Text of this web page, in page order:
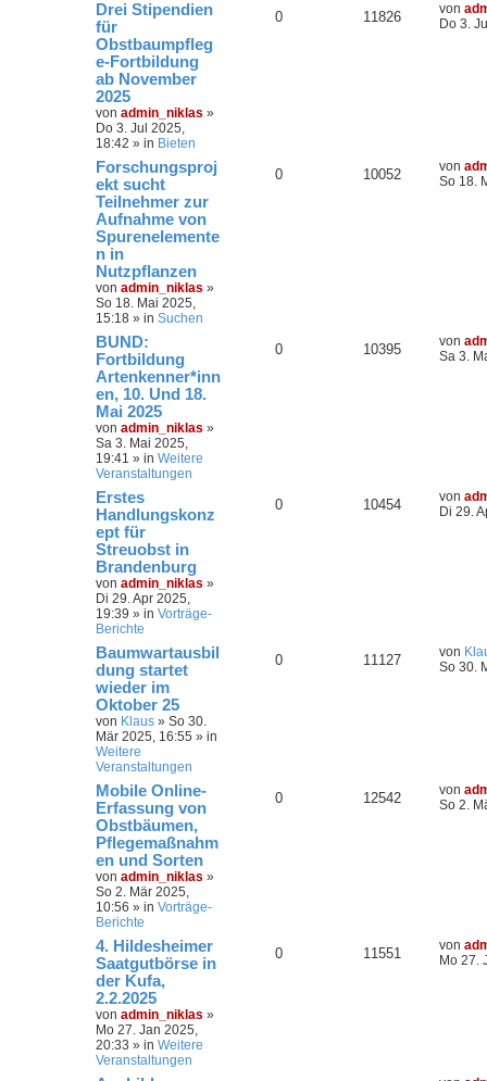
Drei Stipendien
für
Obstbaumpfleg
e-Fortbildung
ab November
2025
von admin_niklas »
Do 3. Jul 2025,
18:42 » in Bieten
0 11826 von
Do 3.
Forschungsproj
ekt sucht
Teilnehmer zur
Aufnahme von
Spurenelemente
n in
Nutzpflanzen
von admin_niklas »
So 18. Mai 2025,
15:18 » in Suchen
0 10052 von
So 18.
BUND:
Fortbildung
Artenkenner*inn
en, 10. Und 18.
Mai 2025
von admin_niklas »
Sa 3. Mai 2025,
19:41 » in Weitere
Veranstaltungen
0 10395 von
Sa 3.
Erstes
Handlungskonz
ept für
Streuobst in
Brandenburg
von admin_niklas »
Di 29. Apr 2025,
19:39 » in Vorträge-
Berichte
0 10454 von
Di 29.
Baumwartausbil
dung startet
wieder im
Oktober 25
von Klaus » So 30.
Mär 2025, 16:55 » in
Weitere
Veranstaltungen
0 11127 von
So 30.
Mobile Online-
Erfassung von
Obstbäumen,
Pflegemaßnahm
en und Sorten
von admin_niklas »
So 2. Mär 2025,
10:56 » in Vorträge-
Berichte
0 12542 von
So 2.
4. Hildesheimer
Saatgutbörse in
der Kufa,
2.2.2025
von admin_niklas »
Mo 27. Jan 2025,
20:33 » in Weitere
Veranstaltungen
0 11551 von
Mo 27.